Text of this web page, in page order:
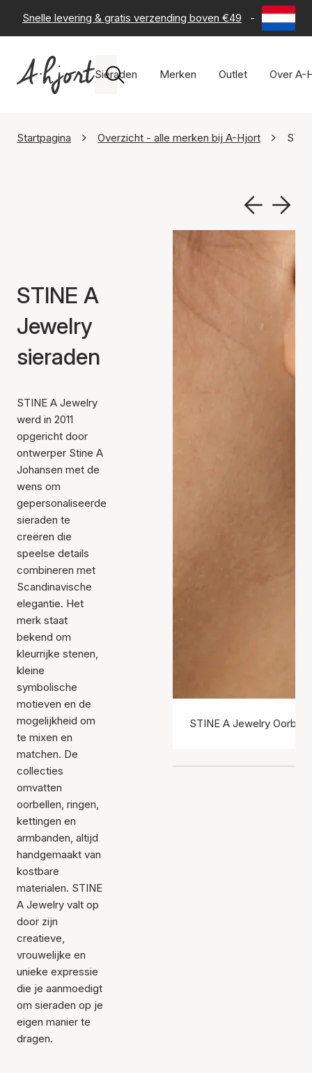
Snelle levering & gratis verzending boven €49 - 60 dagen
Sieraden Merken Outlet Over A-
Startpagina Overzicht - alle merken bij A-Hjort
STINE A
Jewelry
sieraden
STINE A Jewelry
werd in 2011
opgericht door
ontwerper Stine A
Johansen met de
wens om
gepersonaliseerde
sieraden te
creëren die
speelse details
combineren met
Scandinavische
elegantie. Het
merk staat
bekend om
kleurrijke stenen,
kleine
symbolische
motieven en de
mogelijkheid om
te mixen en
matchen. De
collecties
omvatten
oorbellen, ringen,
kettingen en
armbanden, altijd
handgemaakt van
kostbare
materialen. STINE
A Jewelry valt op
door zijn
creatieve,
vrouwelijke en
unieke expressie
die je aanmoedigt
om sieraden op je
eigen manier te
dragen.
STINE A Jewelry